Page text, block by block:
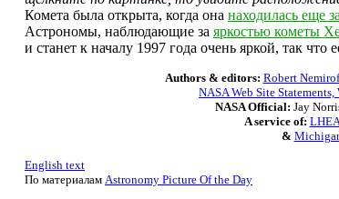
Комета была открыта, когда она находилась еще
Астрономы, наблюдающие за яркостью кометы
и станет к началу 1997 года очень яркой, так
Authors & editors: Robert
NASA Web Site
NASA Official: Jay
A service of: LHEA
&
English text
По материалам Astronomy Picture Of the Day